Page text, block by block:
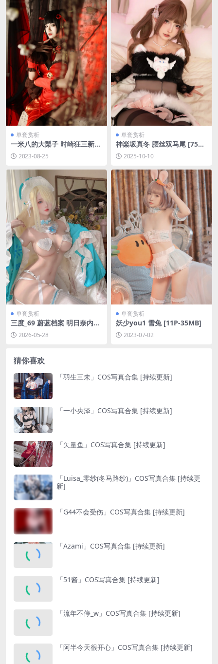
单套赏析
一米八的大梨子 时崎狂三新春
旗袍[12P-3.6MB]
2023-08-25
单套赏析
神楽坂真冬 腰丝双马尾 [75P-
276M]2025-10-10
单套赏析
三度_69 蔚蓝档案 明日奈内衣
女仆[61P-2V-267.7M]
2026-05-28
单套赏析
妖少you1 雪兔 [11P-35MB]
2023-07-02
猜你喜欢
「羽生三未」COS写真合集 [持续更新]
「一小央泽」COS写真合集 [持续更新]
「矢量鱼」COS写真合集 [持续更新]
「Luisa_零纱(冬马路纱)」COS写真合集 [持续更
新]
「G44不会受伤」COS写真合集 [持续更新]
「Azami」COS写真合集 [持续更新]
「51酱」COS写真合集 [持续更新]
「流年不停_w」COS写真合集 [持续更新]
「阿半今天很开心」COS写真合集 [持续更新]